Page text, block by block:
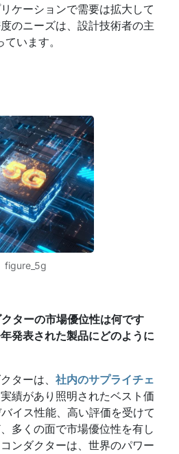
ケーションで需要は拡大して
のニーズは、設計技術者の主
います。
figure_5g
ターの市場優位性は何です
発表された製品にどのように
ターは、 社内のサプライチェ
績があり照明されたベスト価
イス性能、高い評価を受けて
多くの面で市場優位性を有し
ンダクターは、世界のパワー